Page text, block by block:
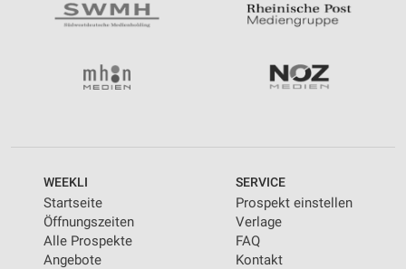
WEEKLI
Startseite
Öffnungszeiten
Alle Prospekte
Angebote
SERVICE
Prospekt einstellen
Verlage
FAQ
Kontakt